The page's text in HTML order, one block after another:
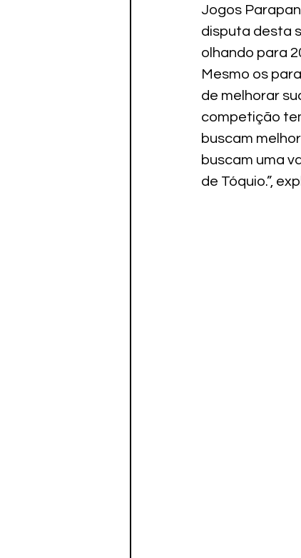
Jogos
disputa desta
olhando para
Mesmo os
de melhorar
competição
buscam
buscam uma
de Tóquio.”,